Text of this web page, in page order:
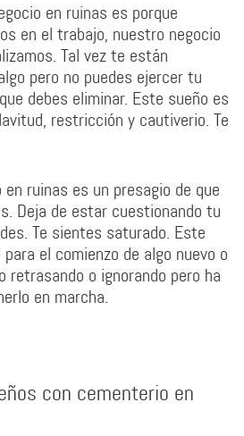
en ruinas es porque
en el trabajo, nuestro negocio
Tal vez te están
pero no puedes ejercer tu
debes eliminar. Este sueño es
restricción y cautiverio. Te
ruinas es un presagio de que
Deja de estar cuestionando tu
Te sientes saturado. Este
el comienzo de algo nuevo o
retrasando o ignorando pero ha
en marcha.
con cementerio en